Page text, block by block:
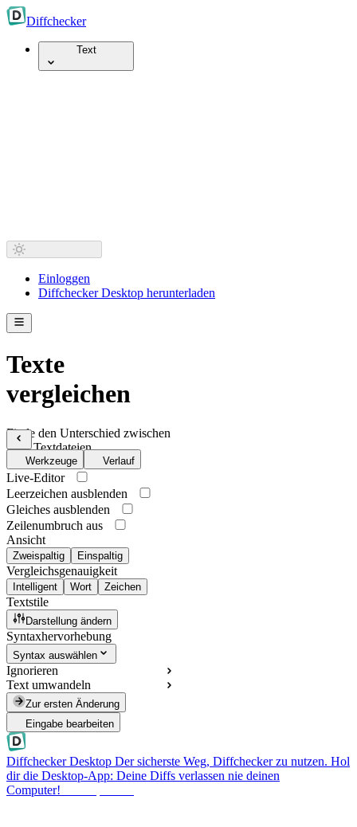
Diffchecker
Text
Einloggen
Diffchecker Desktop herunterladen
Texte
vergleichen
Finde den Unterschied zwischen
zwei Textdateien
Werkzeuge Verlauf
Live-Editor
Leerzeichen ausblenden
Gleiches ausblenden
Zeilenumbruch aus
Ansicht
Zweispaltig Einspaltig
Vergleichsgenauigkeit
Intelligent Wort Zeichen
Textstile
Darstellung ändern
Syntaxhervorhebung
Syntax auswählen
Ignorieren
Text umwandeln
Zur ersten Änderung
Eingabe bearbeiten
Diffchecker Desktop Der sicherste Weg, Diffchecker zu nutzen. Hol
dir die Desktop-App: Deine Diffs verlassen nie deinen
Computer!